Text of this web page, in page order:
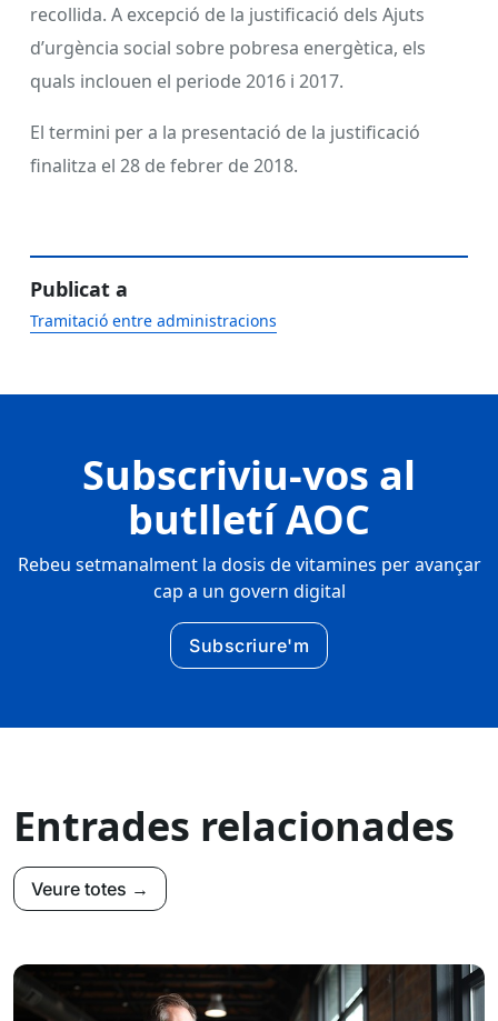
recollida. A excepció de la justificació dels Ajuts
d’urgència social sobre pobresa energètica, els
quals inclouen el periode 2016 i 2017.
El termini per a la presentació de la justificació
finalitza el 28 de febrer de 2018.
Publicat a
Tramitació entre administracions
Subscriviu-vos al
butlletí AOC
Rebeu setmanalment la dosis de vitamines per avançar
cap a un govern digital
Subscriure'm
Entrades relacionades
Veure totes →